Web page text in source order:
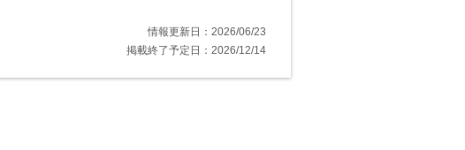
情報更新日：2026/06/23
掲載終了予定日：2026/12/14